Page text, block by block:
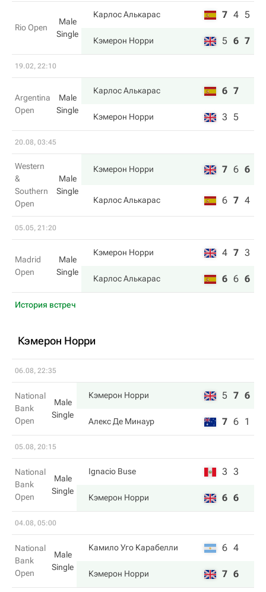
Rio Open
Male
Single
Карлос Алькарас 7 4 5
Кэмерон Норри 5 6 7
19.02, 22:10
Argentina
Open
Male
Single
Карлос Алькарас 6 7
Кэмерон Норри 3 5
20.08, 03:45
Western
&
Southern
Open
Male
Single
Кэмерон Норри 7 6 6
Карлос Алькарас 6 7 4
05.05, 21:20
Madrid
Open
Male
Single
Кэмерон Норри 4 7 3
Карлос Алькарас 6 6 6
История встреч
Кэмерон Норри
06.08, 22:35
National
Bank
Open
Male
Single
Кэмерон Норри 5 7 6
Алекс Де Минаур 7 6 1
05.08, 20:15
National
Bank
Open
Male
Single
Ignacio Buse 3 3
Кэмерон Норри 6 6
04.08, 05:00
National
Bank
Open
Male
Single
Камило Уго Карабелли 6 4
Кэмерон Норри 7 6